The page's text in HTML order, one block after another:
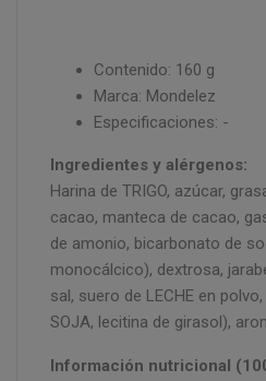
Contenido: 160 g
Marca: Mondelez
Especificaciones: -
Ingredientes y alérgenos:
Harina de TRIGO, azúcar,
cacao, manteca de cacao,
de amonio, bicarbonato de
monocálcico), dextrosa,
sal, suero de LECHE en
SOJA, lecitina de girasol),
Información nutricional